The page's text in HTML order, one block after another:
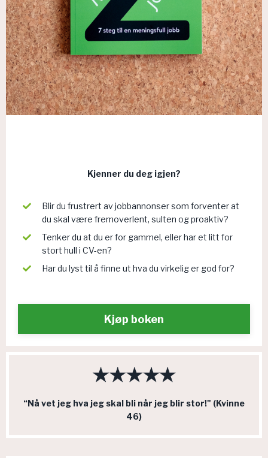
Kjenner du deg igjen?
Blir du frustrert av jobbannonser som forventer at
du skal være fremoverlent, sulten og proaktiv?
Tenker du at du er for gammel, eller har et litt for
stort hull i CV-en?
Har du lyst til å finne ut hva du virkelig er god for?
Kjøp boken
“Nå vet jeg hva jeg skal bli når jeg blir stor!" (Kvinne
46)